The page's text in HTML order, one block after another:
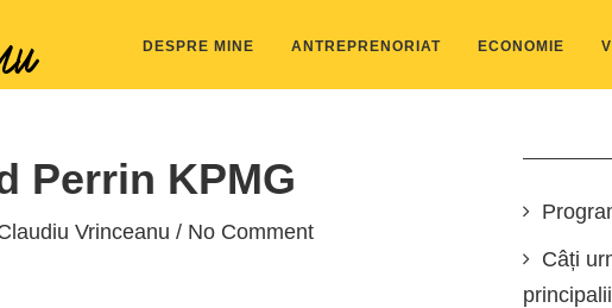
DESPRE MINE ANTREPRENORIAT ECONOMIE
Perrin KPMG
Vrinceanu / No Comment
Câți